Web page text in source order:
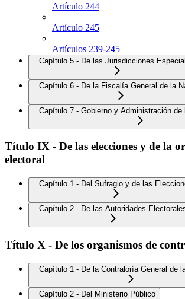
Artículo 244
Artículo 245
Artículos 239-245
Capítulo 5 - De las Jurisdicciones
Capítulo 6 - De la Fiscalía General de la
Capítulo 7 - Gobierno y Administración de
Título IX - De las elecciones y de la
electoral
Capítulo 1 - Del Sufragio y de las
Capítulo 2 - De las Autoridades
Título X - De los organismos de
Capítulo 1 - De la Contraloría General de
Capítulo 2 - Del Ministerio Público